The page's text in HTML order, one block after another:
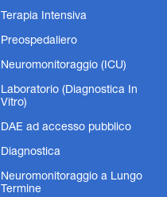
Terapia Intensiva
Preospedaliero
Neuromonitoraggio (ICU)
Laboratorio (Diagnostica In
Vitro)
DAE ad accesso pubblico
Diagnostica
Neuromonitoraggio a Lungo
Termine